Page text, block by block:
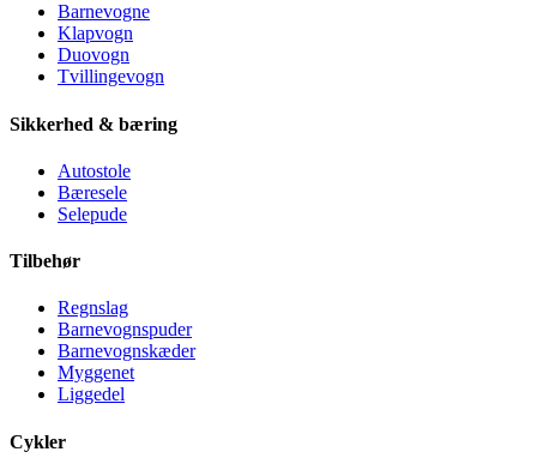
Barnevogne
Klapvogn
Duovogn
Tvillingevogn
Sikkerhed & bæring
Autostole
Bæresele
Selepude
Tilbehør
Regnslag
Barnevognspuder
Barnevognskæder
Myggenet
Liggedel
Cykler